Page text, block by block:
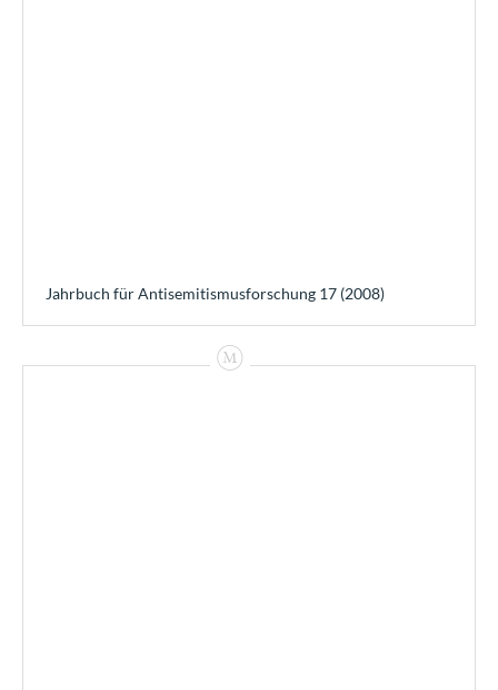
Jahrbuch für Antisemitismusforschung 17 (2008)